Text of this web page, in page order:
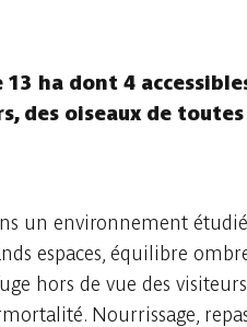
ha dont 4
des oiseaux de
un environnement
espaces, équilibre
hors de vue des
Nourrissage,